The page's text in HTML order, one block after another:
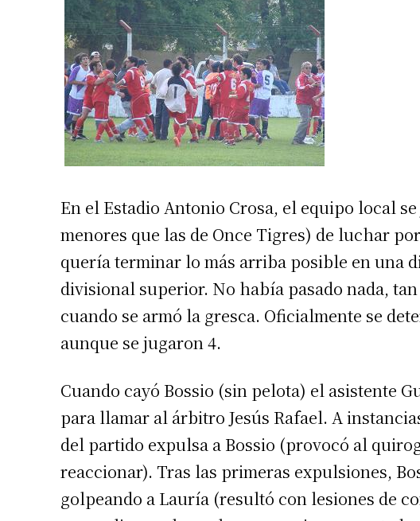
En el Estadio Antonio Crosa, el equipo local
menores que las de Once Tigres) de luchar
quería terminar lo más arriba posible en una
divisional superior. No había pasado nada,
cuando se armó la gresca. Oficialmente se
aunque se jugaron 4.
Cuando cayó Bossio (sin pelota) el asistente
para llamar al árbitro Jesús Rafael. A
del partido expulsa a Bossio (provocó al
reaccionar). Tras las primeras expulsiones,
golpeando a Lauría (resultó con lesiones de